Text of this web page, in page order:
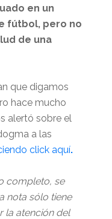
en un
fútbol, pero no
de una
que digamos
hace mucho
alertó sobre el
a las
click aquí.
completo, se
nota sólo tiene
la atención del